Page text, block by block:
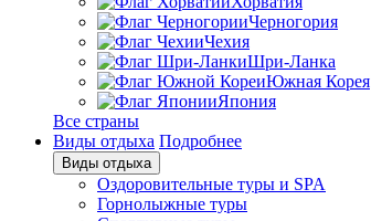
Черногория
Чехия
Шри-Ланка
Южная Корея
Япония
Все страны
Виды отдыха Подробнее
Виды отдыха
Оздоровительные туры и SPA
Горнолыжные туры